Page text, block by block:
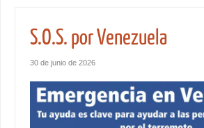
S.O.S. por Venezuela
30 de junio de 2026